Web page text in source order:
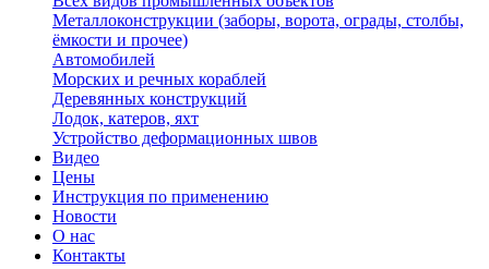
Металлоконструкции (заборы, ворота, ограды, столбы,
ёмкости и прочее)
Автомобилей
Морских и речных кораблей
Деревянных конструкций
Лодок, катеров, яхт
Устройство деформационных швов
Видео
Цены
Инструкция по применению
Новости
О нас
Контакты